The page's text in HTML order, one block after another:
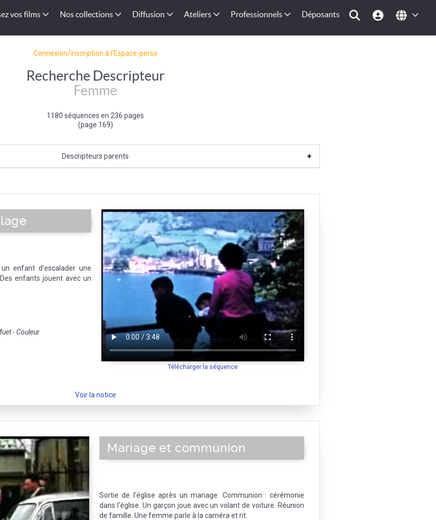
vos films Nos collections Diffusion Ateliers Professionnels Déposants
Connexion/inscription à l'Espace-perso
Recherche Descripteur
Femme
1180 séquences en 236 pages
(page 169)
Descripteurs parents
Télécharger la séquence
enfant d'escalader une
enfants jouent avec un
- Couleur
Voir la notice
Mariage et communion
Sortie de l'église après un mariage. Communion : cérémonie
dans l'église. Un garçon joue avec un volant de voiture. Réunion
de famille. Une femme parle à la caméra et rit.